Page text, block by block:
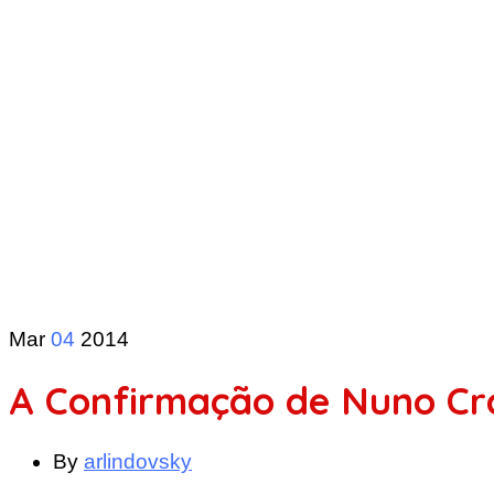
Mar 04 2014
A Confirmação de Nuno
By arlindovsky